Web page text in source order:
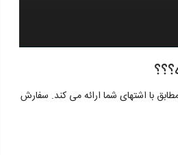
با اشتهای شما ارائه می کند. سفارش